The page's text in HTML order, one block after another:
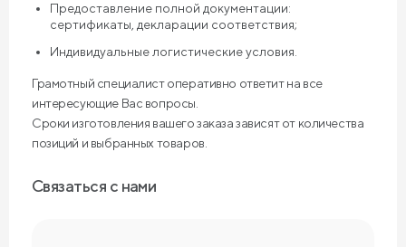
Предоставление полной документации:
сертификаты, декларации соответствия;
Индивидуальные логистические условия.
Грамотный специалист оперативно ответит на все
интересующие Вас вопросы.
Сроки изготовления вашего заказа зависят от количества
позиций и выбранных товаров.
Связаться с нами